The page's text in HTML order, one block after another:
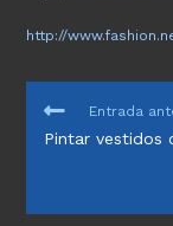
http://
LEER
ARTÍCULOS
Entrada
Pintar vestidos